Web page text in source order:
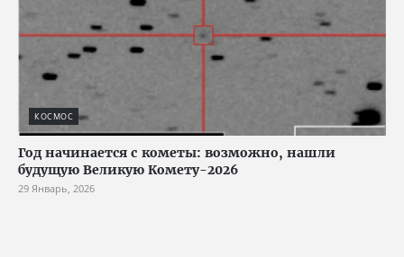
КОСМОС
Год начинается с кометы: возможно, нашли
будущую Великую Комету-2026
29 Январь, 2026